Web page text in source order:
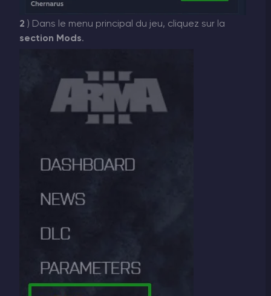
2 ) Dans le menu principal du jeu, cliquez sur la
section Mods.